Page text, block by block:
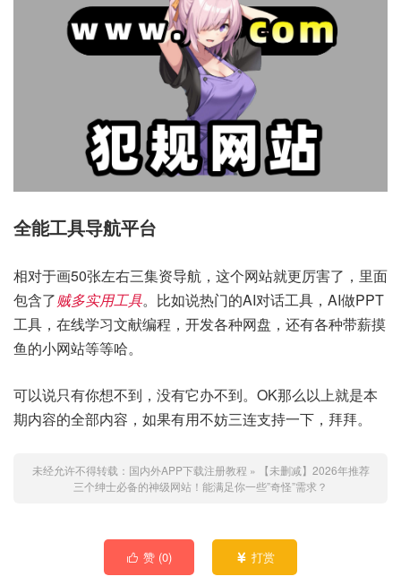
全能工具导航平台
相对于画50张左右三集资导航，这个网站就更厉害了，里面
包含了贼多实用工具。比如说热门的AI对话工具，AI做PPT
工具，在线学习文献编程，开发各种网盘，还有各种带薪摸
鱼的小网站等等哈。
可以说只有你想不到，没有它办不到。OK那么以上就是本
期内容的全部内容，如果有用不妨三连支持一下，拜拜。
未经允许不得转载： 国内外APP下载注册教程 »
【未删减】2026年推荐
三个绅士必备的神级网站！能满足你一些”奇怪”需求？
 赞 (0)  打赏